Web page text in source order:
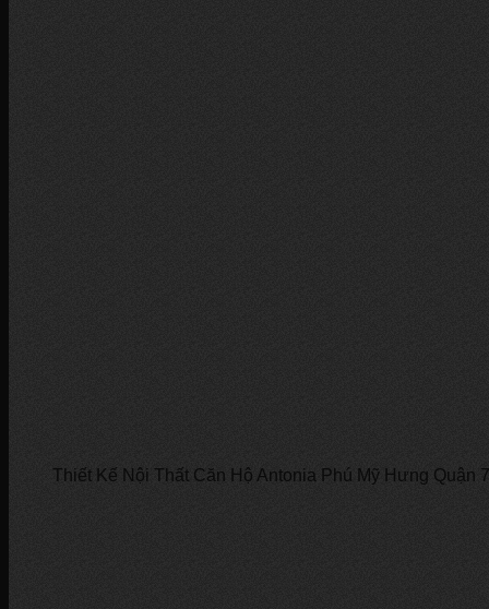
Thiết Kế Nội Thất Căn Hộ Antonia Phú Mỹ Hưng Quận 7